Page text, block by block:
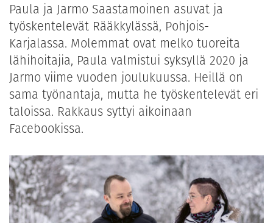
Paula ja Jarmo Saastamoinen asuvat ja
työskentelevät Rääkkylässä, Pohjois-
Karjalassa. Molemmat ovat melko tuoreita
lähihoitajia, Paula valmistui syksyllä 2020 ja
Jarmo viime vuoden joulukuussa. Heillä on
sama työnantaja, mutta he työskentelevät eri
taloissa. Rakkaus syttyi aikoinaan
Facebookissa.